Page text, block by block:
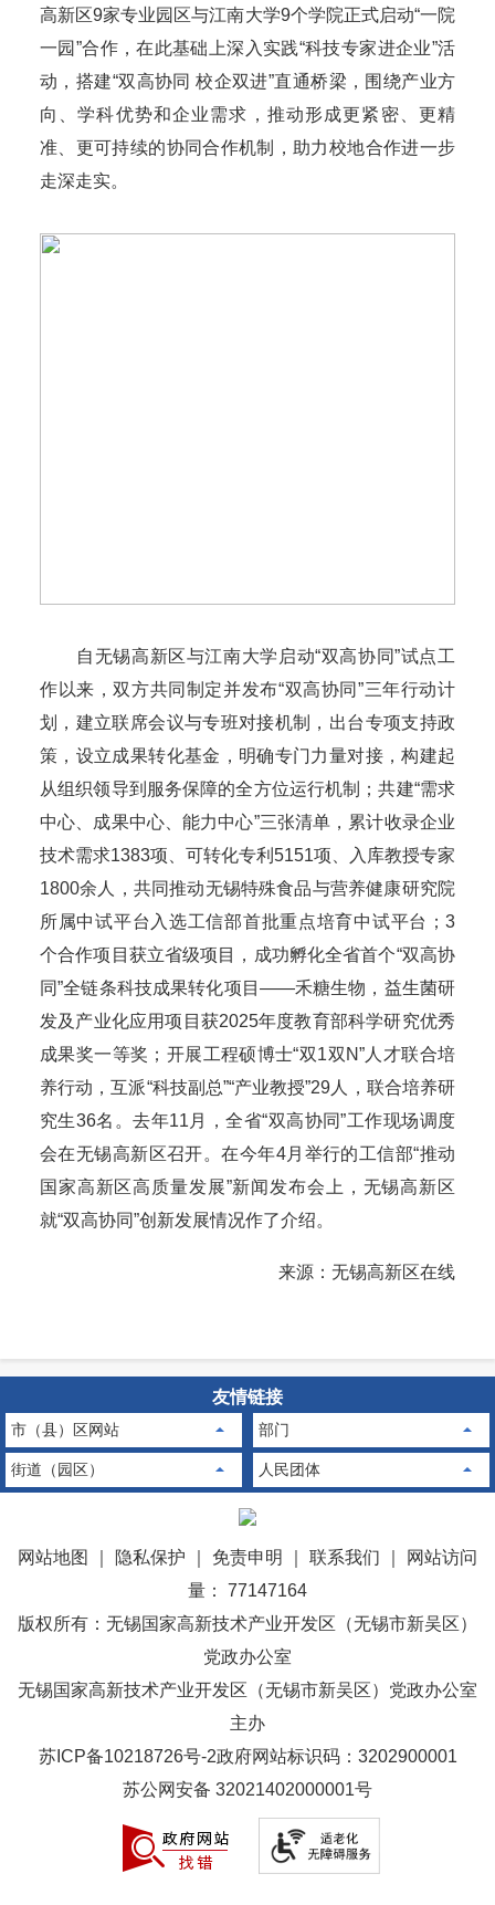
高新区9家专业园区与江南大学9个学院正式启动“一院
一园”合作，在此基础上深入实践“科技专家进企业”活
动，搭建“双高协同 校企双进”直通桥梁，围绕产业方
向、学科优势和企业需求，推动形成更紧密、更精
准、更可持续的协同合作机制，助力校地合作进一步
走深走实。
自无锡高新区与江南大学启动“双高协同”试点工
作以来，双方共同制定并发布“双高协同”三年行动计
划，建立联席会议与专班对接机制，出台专项支持政
策，设立成果转化基金，明确专门力量对接，构建起
从组织领导到服务保障的全方位运行机制；共建“需求
中心、成果中心、能力中心”三张清单，累计收录企业
技术需求1383项、可转化专利5151项、入库教授专家
1800余人，共同推动无锡特殊食品与营养健康研究院
所属中试平台入选工信部首批重点培育中试平台；3
个合作项目获立省级项目，成功孵化全省首个“双高协
同”全链条科技成果转化项目——禾糖生物，益生菌研
发及产业化应用项目获2025年度教育部科学研究优秀
成果奖一等奖；开展工程硕博士“双1双N”人才联合培
养行动，互派“科技副总”“产业教授”29人，联合培养研
究生36名。去年11月，全省“双高协同”工作现场调度
会在无锡高新区召开。在今年4月举行的工信部“推动
国家高新区高质量发展”新闻发布会上，无锡高新区
就“双高协同”创新发展情况作了介绍。
来源：无锡高新区在线
友情链接
市（县）区网站 部门
街道（园区） 人民团体
网站地图 隐私保护 免责申明 联系我们
网站访问
量： 77147164
版权所有：无锡国家高新技术产业开发区（无锡市新吴区）
党政办公室
无锡国家高新技术产业开发区（无锡市新吴区）党政办公室
主办
苏ICP备10218726号-2政府网站标识码：3202900001
苏公网安备 32021402000001号